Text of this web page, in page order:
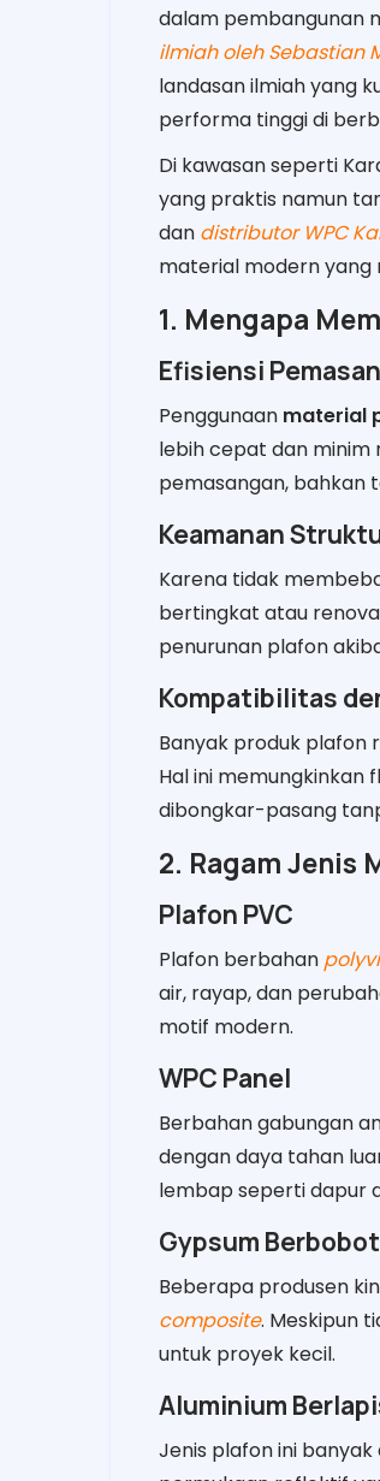
dalam pembangunan
ilmiah oleh Sebastian
landasan ilmiah yang
performa tinggi di
Di kawasan seperti
yang praktis namun
dan distributor WPC
material modern yang
1. Mengapa
Efisiensi
Penggunaan material
lebih cepat dan minim
pemasangan, bahkan
Keamanan
Karena tidak
bertingkat atau
penurunan plafon
Kompatibilitas
Banyak produk plafon
Hal ini memungkinkan
dibongkar-pasang
2. Ragam Jenis
Plafon PVC
Plafon berbahan
air, rayap, dan
motif modern.
WPC Panel
Berbahan gabungan
dengan daya tahan
lembap seperti dapur
Gypsum
Beberapa produsen
composite. Meskipun
untuk proyek kecil.
Aluminium
Jenis plafon ini